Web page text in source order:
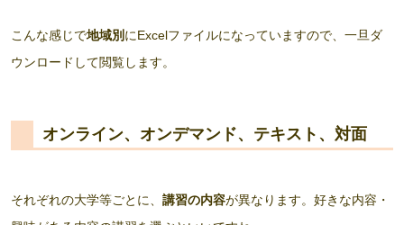
こんな感じで地域別にExcelファイルになっていますので、一旦ダ
ウンロードして閲覧します。
オンライン、オンデマンド、テキスト、対面
それぞれの大学等ごとに、 講習の内容が異なります。好きな内容・